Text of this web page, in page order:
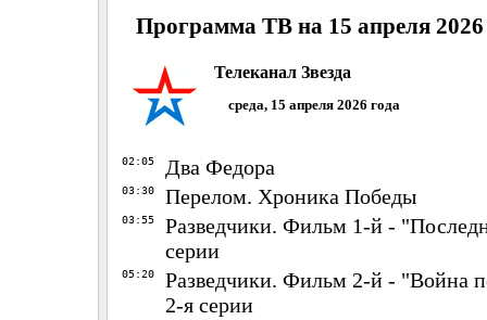
Программа ТВ на 15 апреля 2026
Телеканал Звезда
среда, 15 апреля 2026 года
02:05 Два Федора
03:30 Перелом. Хроника Победы
03:55
Разведчики. Фильм 1-й -
серии
05:20
Разведчики. Фильм 2-й - "Война
2-я серии